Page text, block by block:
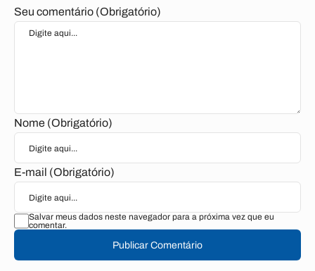
Seu comentário (Obrigatório)
Nome (Obrigatório)
E-mail (Obrigatório)
Salvar meus dados neste navegador para a próxima vez que eu
comentar.
Publicar Comentário